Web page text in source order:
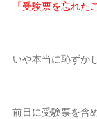
「受験票を忘れた
いや本当に恥ずか
前日に受験票を含